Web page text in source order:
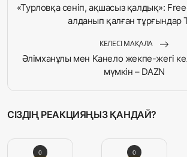
«Турловқа сеніп, ақшасыз қалдық»:
алданып қалған тұрғындар
КЕЛЕСІ МАҚАЛА
Әлімханұлы мен Канело жекпе-жегі
мүмкін – DAZN
СІЗДІҢ РЕАКЦИЯҢЫЗ ҚАНДАЙ?
0 0